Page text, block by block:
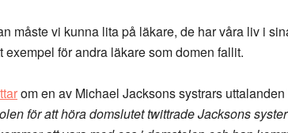
måste vi kunna lita på läkare, de har våra liv i
exempel för andra läkare som domen fallit.
om en av Michael Jacksons systrars
för att höra domslutet twittrade Jacksons